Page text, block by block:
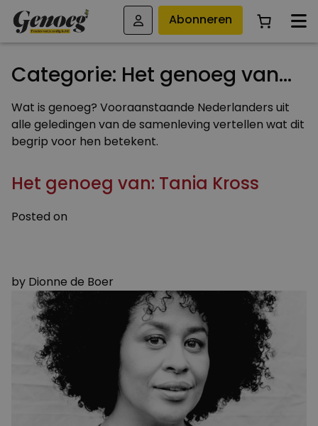
Abonneren
Categorie: Het genoeg van…
Wat is genoeg? Vooraanstaande Nederlanders uit
alle geledingen van de samenleving vertellen wat dit
begrip voor hen betekent.
Het genoeg van: Tania Kross
Posted on
by Dionne de Boer